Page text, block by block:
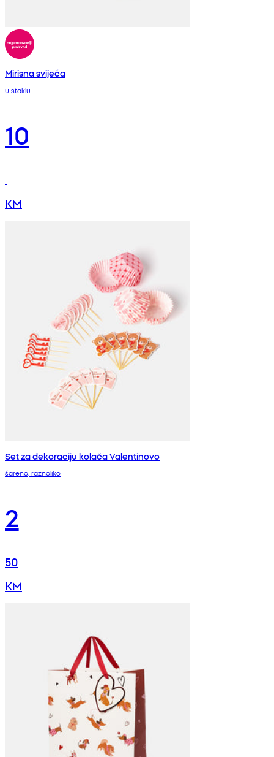
Mirisna svijeća
u staklu
10
KM
Set za dekoraciju kolača Valentinovo
šareno, raznoliko
2
50
KM